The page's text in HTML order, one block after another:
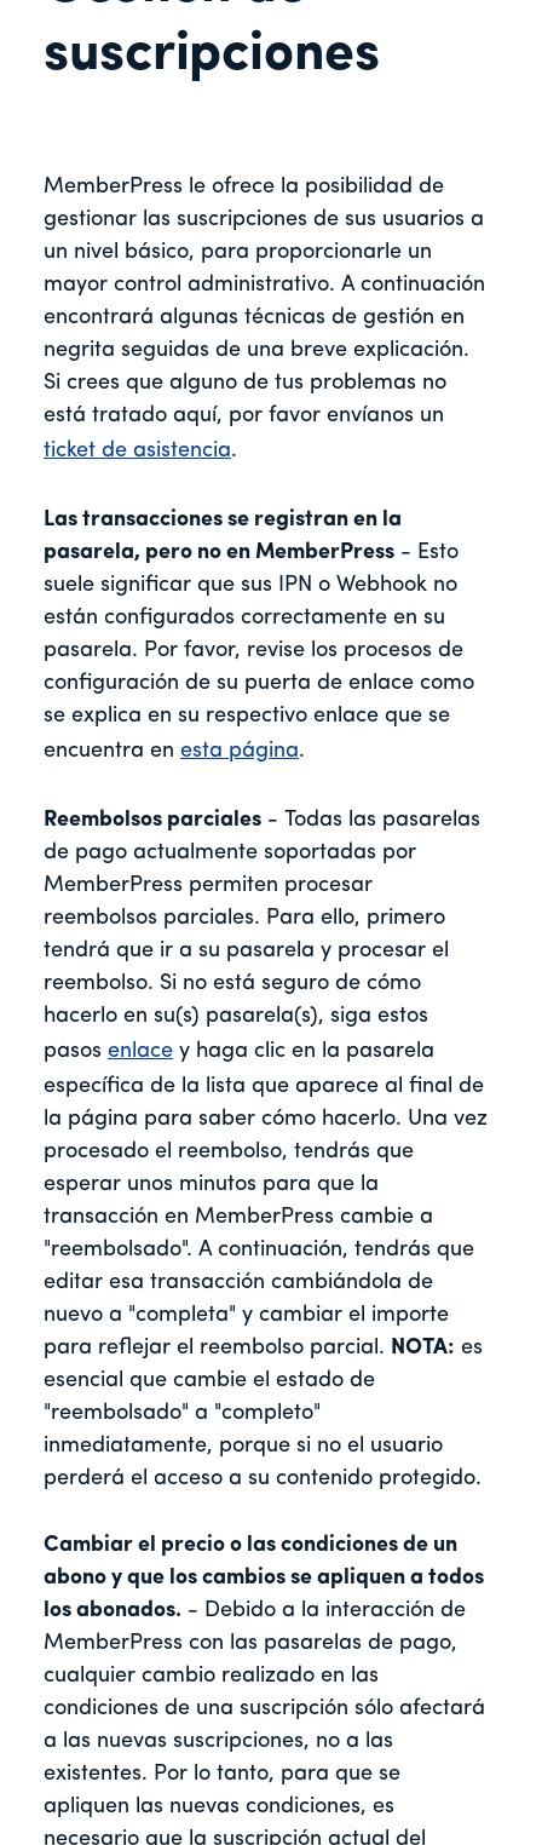
suscripciones
MemberPress le ofrece la posibilidad de
gestionar las suscripciones de sus usuarios a
un nivel básico, para proporcionarle un
mayor control administrativo. A continuación
encontrará algunas técnicas de gestión en
negrita seguidas de una breve explicación.
Si crees que alguno de tus problemas no
está tratado aquí, por favor envíanos un
ticket de asistencia.
Las transacciones se registran en la
pasarela, pero no en MemberPress - Esto
suele significar que sus IPN o Webhook no
están configurados correctamente en su
pasarela. Por favor, revise los procesos de
configuración de su puerta de enlace como
se explica en su respectivo enlace que se
encuentra en esta página.
Reembolsos parciales - Todas las pasarelas
de pago actualmente soportadas por
MemberPress permiten procesar
reembolsos parciales. Para ello, primero
tendrá que ir a su pasarela y procesar el
reembolso. Si no está seguro de cómo
hacerlo en su(s) pasarela(s), siga estos
pasos enlace y haga clic en la pasarela
específica de la lista que aparece al final de
la página para saber cómo hacerlo. Una vez
procesado el reembolso, tendrás que
esperar unos minutos para que la
transacción en MemberPress cambie a
"reembolsado". A continuación, tendrás que
editar esa transacción cambiándola de
nuevo a "completa" y cambiar el importe
para reflejar el reembolso parcial. NOTA: es
esencial que cambie el estado de
"reembolsado" a "completo"
inmediatamente, porque si no el usuario
perderá el acceso a su contenido protegido.
Cambiar el precio o las condiciones de un
abono y que los cambios se apliquen a todos
los abonados. - Debido a la interacción de
MemberPress con las pasarelas de pago,
cualquier cambio realizado en las
condiciones de una suscripción sólo afectará
a las nuevas suscripciones, no a las
existentes. Por lo tanto, para que se
apliquen las nuevas condiciones, es
necesario que la suscripción actual del